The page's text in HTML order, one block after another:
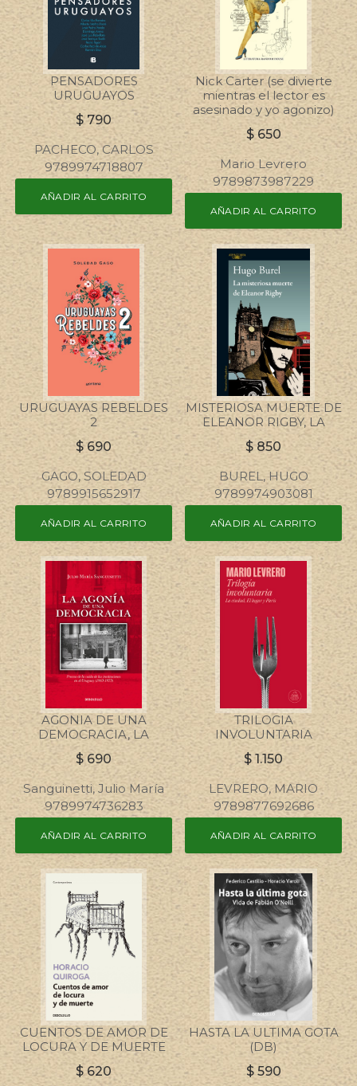
PENSADORES
URUGUAYOS
$790
PACHECO, CARLOS
9789974718807
AÑADIR AL CARRITO
Nick Carter (se divierte
mientras el lector es
asesinado y yo agonizo)
$ 650
Mario Levrero
9789873987229
AÑADIR AL CARRITO
URUGUAYAS REBELDES
2
$690
GAGO, SOLEDAD
9789915652917
AÑADIR AL CARRITO
MISTERIOSA MUERTE DE
ELEANOR RIGBY, LA
$850
BUREL, HUGO
9789974903081
AÑADIR AL CARRITO
AGONIA DE UNA
DEMOCRACIA, LA
$ 690
Sanguinetti, Julio María
9789974736283
AÑADIR AL CARRITO
TRILOGIA
INVOLUNTARIA
$1.150
LEVRERO, MARIO
9789877692686
AÑADIR AL CARRITO
CUENTOS DE AMOR DE
LOCURA Y DE MUERTE
$620
HASTA LA ULTIMA GOTA
(DB)
$ 590